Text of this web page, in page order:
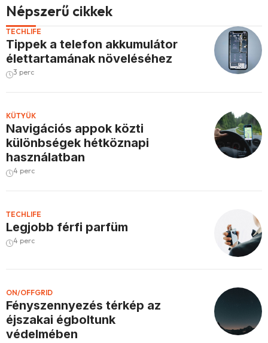
Népszerű cikkek
TECHLIFE
Tippek a telefon akkumulátor
élettartamának növeléséhez
3 perc
KÜTYÜK
Navigációs appok közti
különbségek hétköznapi
használatban
4 perc
TECHLIFE
Legjobb férfi parfüm
4 perc
ON/OFFGRID
Fényszennyezés térkép az
éjszakai égboltunk
védelmében